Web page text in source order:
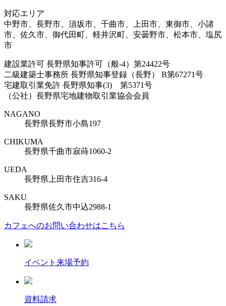
対応エリア
中野市、長野市、須坂市、千曲市、上田市、東御市、小諸
市、佐久市、御代田町、軽井沢町、安曇野市、松本市、塩尻
市
建設業許可 長野県知事許可（般-4）第24422号
二級建築士事務所 長野県知事登録（長野） B第67271号
宅建取引業免許 長野県知事(3) 第5371号
（公社）長野県宅地建物取引業協会会員
NAGANO
長野県長野市小島197
CHIKUMA
長野県千曲市寂蒔1060-2
UEDA
長野県上田市住吉316-4
SAKU
長野県佐久市中込2988-1
カフェへのお問い合わせはこちら
イベント来場予約
資料請求